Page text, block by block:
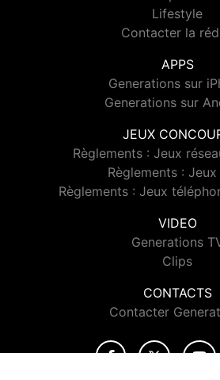
Lifestyle
Contacter la
APPS
Generations sur
Generations sur
JEUX
Règlements : Jeux
Règlements : Jeux
Règlements : Jeux
VIDEO
Generations
Clips
CONTACTS
Contacter